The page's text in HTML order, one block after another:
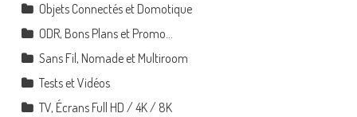
Objets Connectés et Domotique
ODR, Bons Plans et Promo…
Sans Fil, Nomade et Multiroom
Tests et Vidéos
TV, Écrans Full HD / 4K / 8K